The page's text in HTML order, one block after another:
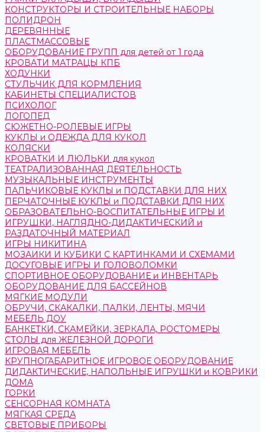
КОНСТРУКТОРЫ И СТРОИТЕЛЬНЫЕ НАБОРЫ
ПОЛИДРОН
ДЕРЕВЯННЫЕ
ПЛАСТМАССОВЫЕ
ОБОРУДОВАНИЕ ГРУПП для детей от 1 года
КРОВАТИ МАТРАЦЫ КПБ
ХОДУНКИ
СТУЛЬЧИК ДЛЯ КОРМЛЕНИЯ
КАБИНЕТЫ СПЕЦИАЛИСТОВ
ПСИХОЛОГ
ЛОГОПЕД
СЮЖЕТНО-РОЛЕВЫЕ ИГРЫ
КУКЛЫ и ОДЕЖДА ДЛЯ КУКОЛ
КОЛЯСКИ
КРОВАТКИ И ЛЮЛЬКИ для кукол
ТЕАТРАЛИЗОВАННАЯ ДЕЯТЕЛЬНОСТЬ
МУЗЫКАЛЬНЫЕ ИНСТРУМЕНТЫ
ПАЛЬЧИКОВЫЕ КУКЛЫ и ПОДСТАВКИ ДЛЯ НИХ
ПЕРЧАТОЧНЫЕ КУКЛЫ и ПОДСТАВКИ ДЛЯ НИХ
ОБРАЗОВАТЕЛЬНО-ВОСПИТАТЕЛЬНЫЕ ИГРЫ И
ИГРУШКИ, НАГЛЯДНО-ДИДАКТИЧЕСКИЙ и
РАЗДАТОЧНЫЙ МАТЕРИАЛ
ИГРЫ НИКИТИНА
МОЗАИКИ И КУБИКИ С КАРТИНКАМИ И СХЕМАМИ
ДОСУГОВЫЕ ИГРЫ И ГОЛОВОЛОМКИ
СПОРТИВНОЕ ОБОРУДОВАНИЕ и ИНВЕНТАРЬ
ОБОРУДОВАНИЕ ДЛЯ БАССЕЙНОВ
МЯГКИЕ МОДУЛИ
ОБРУЧИ, СКАКАЛКИ, ПАЛКИ, ЛЕНТЫ, МЯЧИ
МЕБЕЛЬ ДОУ
БАНКЕТКИ, СКАМЕЙКИ, ЗЕРКАЛА, РОСТОМЕРЫ
СТОЛЫ для ЖЕЛЕЗНОЙ ДОРОГИ
ИГРОВАЯ МЕБЕЛЬ
КРУПНОГАБАРИТНОЕ ИГРОВОЕ ОБОРУДОВАНИЕ
ДИДАКТИЧЕСКИЕ, НАПОЛЬНЫЕ ИГРУШКИ и КОВРИКИ
ДОМА
ГОРКИ
СЕНСОРНАЯ КОМНАТА
МЯГКАЯ СРЕДА
СВЕТОВЫЕ ПРИБОРЫ